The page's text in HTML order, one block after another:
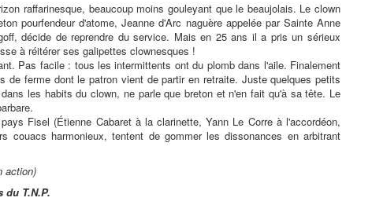
raffarinesque, beaucoup moins gouleyant que le beaujolais. Le clown
pourfendeur d'atome, Jeanne d'Arc naguère appelée par Sainte Anne
décide de reprendre du service. Mais en 25 ans il a pris un sérieux
à réitérer ses galipettes clownesques !
Pas facile : tous les intermittents ont du plomb dans l'aile. Finalement
de ferme dont le patron vient de partir en retraite. Juste quelques petits
les habits du clown, ne parle que breton et n'en fait qu'à sa tête. Le
Fisel (Étienne Cabaret à la clarinette, Yann Le Corre à l'accordéon,
couacs harmonieux, tentent de gommer les dissonances en arbitrant
action)
du T.N.P.